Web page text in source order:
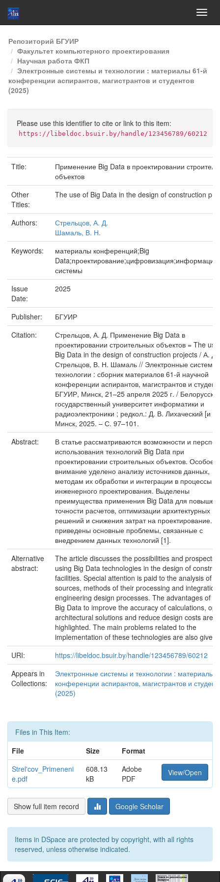
Skip
navigation
Репозиторий БГУИР
Факультет компьютерного проектирования
Научная работа ФКП
Электронные системы и технологии : материалы 61-й
конференции аспирантов, магистрантов и студентов
(2025)
Please use this identifier to cite or link to this item:
https://libeldoc.bsuir.by/handle/123456789/60212
Title:
Применение Big Data в проектировании
объектов
Other
Titles:
The use of Big Data in the design of construction
Authors:
Стрельцов, А. Д.
Шамаль, В. Н.
Keywords:
материалы конференций;Big
системы
Issue
Date:
2025
Publisher:
БГУИР
Citation:
Стрельцов, А. Д. Применение Big Data в
проектировании строительных объектов = The
Big Data in the design of construction projects / А. Д.
Стрельцов, В. Н. Шамаль // Электронные системы
технологии : сборник материалов 61-й научной
конференции аспирантов, магистрантов и
БГУИР, Минск, 21–25 апреля 2025 г. /
государственный университет информатики и
радиоэлектроники ; редкол.: Д. В. Лихаческий [и
Минск, 2025. – С. 97–101.
Abstract:
В статье рассматриваются возможности и
использования технологий Big Data при
проектировании строительных объектов. Особое
внимание уделено анализу источников данных,
методам их обработки и интеграции в процессы
инженерного проектирования. Выделены
преимущества применения Big Data для
точности расчетов, оптимизации архитектурных
решений и снижения затрат на проектирование.
приведены основные проблемы, связанные с
внедрением данных технологий [1].
Alternative
abstract:
The article discusses the possibilities and prospects
using Big Data technologies in the design of
facilities. Special attention is paid to the analysis of
sources, methods of their processing and
engineering design processes. The advantages of
Big Data to improve the accuracy of calculations,
architectural solutions and reduce design costs are
highlighted. The main problems related to the
implementation of these technologies are also given
URI:
https://libeldoc.bsuir.by/handle/123456789/60212
Appears in
Collections:
Электронные системы и технологии : материалы
конференции аспирантов, магистрантов и
(2025)
Files in This Item:
File
Size
Format
Strel'cov_Primeneni
e.pdf
608.13
kB
Adobe
PDF
View/Open
Show full item record Google Scholar
Items in DSpace are protected by copyright, with all rights
reserved, unless otherwise indicated.